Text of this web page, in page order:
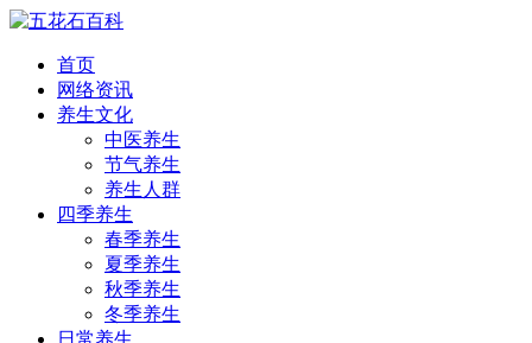
首页
网络资讯
养生文化
中医养生
节气养生
养生人群
四季养生
春季养生
夏季养生
秋季养生
冬季养生
日常养生